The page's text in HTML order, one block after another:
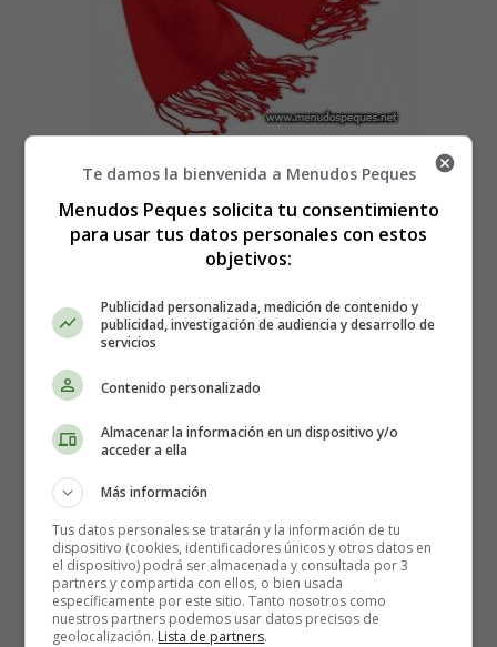
Recursos Educativos: Poesías
Invierno
Amigos, os invito
vamos a sacar
todas las
que en el armario están.
Así, dentro dentro de una caja
todas enrolladitas,
parecen caracoles
con cabezas y casitas.
De seda o de lana,
lisas o con rayas,
todas suavecitas,
Te damos la bienvenida a Menudos Peques
Menudos Peques solicita tu consentimiento
para usar tus datos personales con estos
objetivos:
Publicidad personalizada, medición de contenido y
publicidad, investigación de audiencia y desarrollo de
servicios
Contenido personalizado
Almacenar la información en un dispositivo y/o
acceder a ella
Más información
Tus datos personales se tratarán y la información de tu
dispositivo (cookies, identificadores únicos y otros datos en
el dispositivo) podrá ser almacenada y consultada por 3
partners y compartida con ellos, o bien usada
específicamente por este sitio. Tanto nosotros como
nuestros partners podemos usar datos precisos de
geolocalización. Lista de partners.